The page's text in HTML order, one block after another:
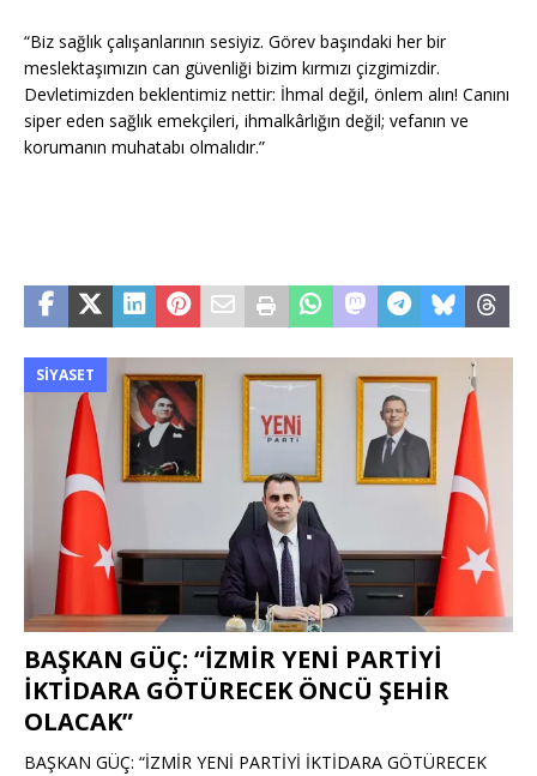
“Biz sağlık çalışanlarının sesiyiz. Görev başındaki her bir
meslektaşımızın can güvenliği bizim kırmızı çizgimizdir.
Devletimizden beklentimiz nettir: İhmal değil, önlem alın! Canını
siper eden sağlık emekçileri, ihmalkârlığın değil; vefanın ve
korumanın muhatabı olmalıdır.”
SIYASET
BAŞKAN GÜÇ: “İZMİR YENİ PARTİYİ
İKTİDARA GÖTÜRECEK ÖNCÜ ŞEHİR
OLACAK”
BAŞKAN GÜÇ: “İZMİR YENİ PARTİYİ İKTİDARA GÖTÜRECEK